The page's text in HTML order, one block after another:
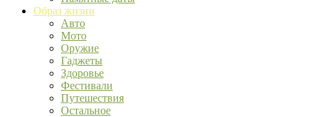
Образ жизни
Авто
Мото
Оружие
Гаджеты
Здоровье
Фестивали
Путешествия
Остальное